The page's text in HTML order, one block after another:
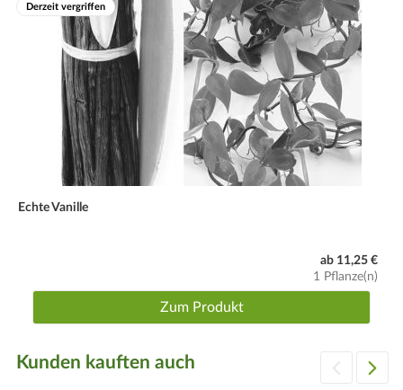
Derzeit vergriffen
Echte Vanille
ab 11,25 €
1 Pflanze(n)
Zum Produkt
Kunden kauften auch